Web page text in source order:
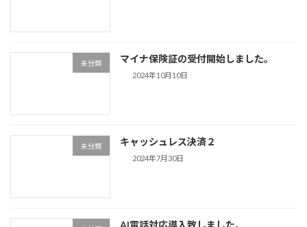
未分類 マイナ保険証の受付開始しました。
2024年10月10日
未分類 キャッシュレス決済２
2024年7月30日